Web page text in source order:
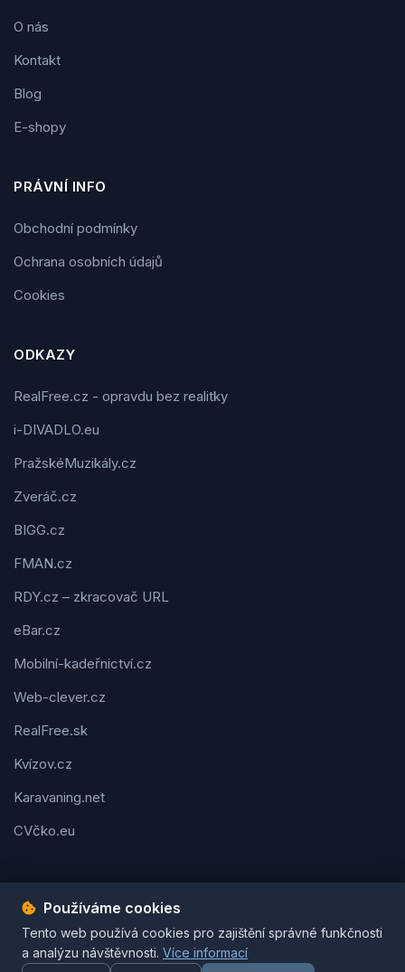
O nás
Kontakt
Blog
E-shopy
PRÁVNÍ INFO
Obchodní podmínky
Ochrana osobních údajů
Cookies
ODKAZY
RealFree.cz - opravdu bez realitky
i-DIVADLO.eu
PražskéMuzikály.cz
Zveráč.cz
BIGG.cz
FMAN.cz
RDY.cz – zkracovač URL
eBar.cz
Mobilní-kadeřnictví.cz
Web-clever.cz
RealFree.sk
Kvízov.cz
Karavaning.net
CVčko.eu
Podmínky použitíOchrana osobních údajůCookies
© 2026 Tipy-na-dárek.cz. Všechna práva vyhrazena. | Vytvořil
Používáme cookies
Tento web používá cookies pro zajištění správné funkčnosti
a analýzu návštěvnosti. Více informací